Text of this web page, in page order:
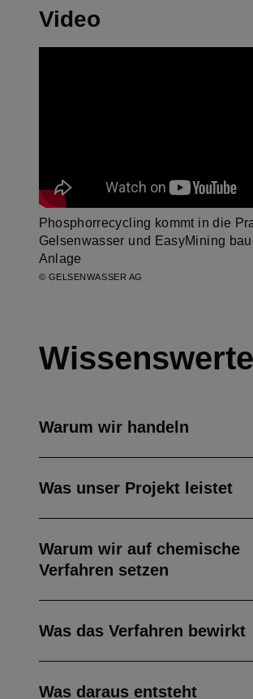
Video
Phosphorrecycling kommt in die
Gelsenwasser und EasyMining
Anlage
© GELSENWASSER AG
Warum wir handeln
Was unser Projekt leistet
Warum wir auf chemische
Verfahren setzen
Was das Verfahren bewirkt
Was daraus entsteht